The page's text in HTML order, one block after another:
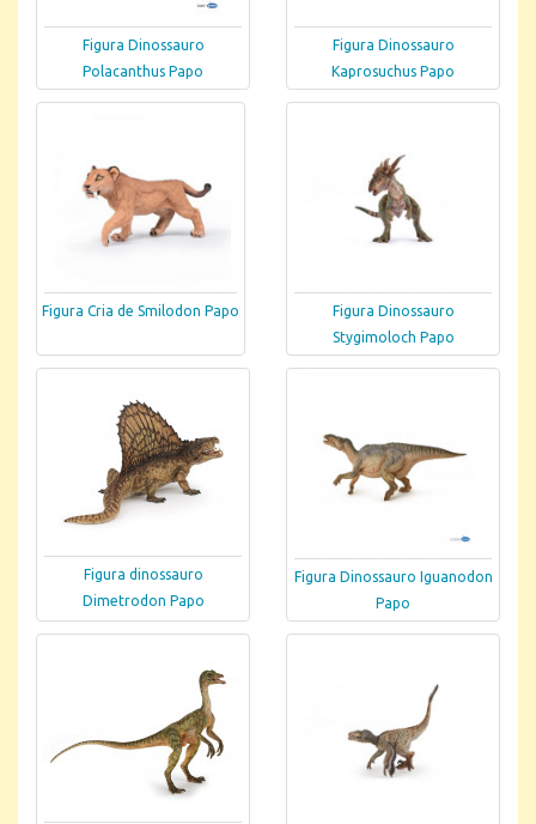
Figura Dinossauro
Polacanthus Papo
Figura Dinossauro
Kaprosuchus Papo
Figura Cria de Smilodon Papo
Figura Dinossauro
Stygimoloch Papo
Figura dinossauro
Dimetrodon Papo
Figura Dinossauro Iguanodon
Papo